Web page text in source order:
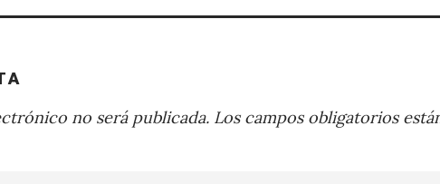
no será publicada. Los campos obligatorios